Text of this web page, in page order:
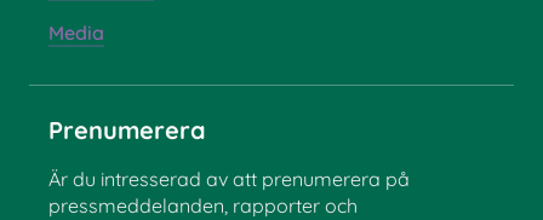
Media
Prenumerera
Är du intresserad av att prenumerera på
pressmeddelanden, rapporter och